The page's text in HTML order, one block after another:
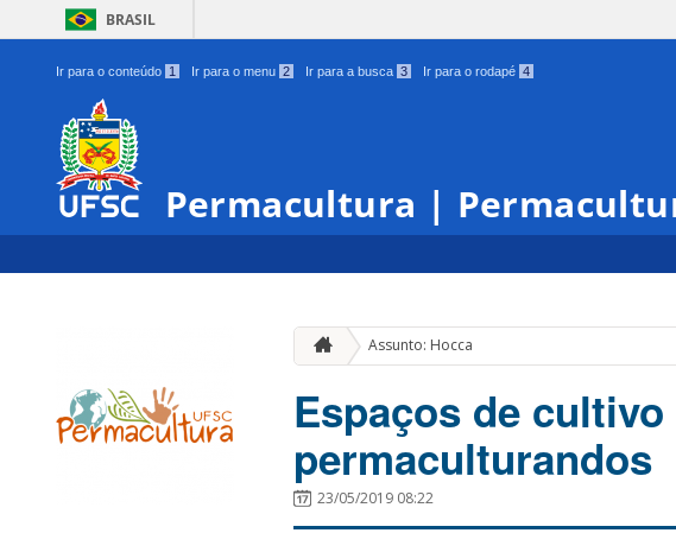
BRASIL
Ir para o conteúdo 1 Ir para o menu 2 Ir para a busca 3 Ir para o rodapé 4
Permacultura |
Assunto: Hocca
Espaços de
permaculturandos
23/05/2019 08:22